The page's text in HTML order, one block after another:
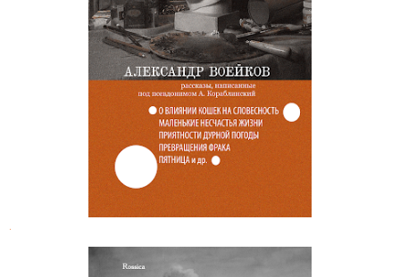
Александр Воейков. Приятности
дурной погоды